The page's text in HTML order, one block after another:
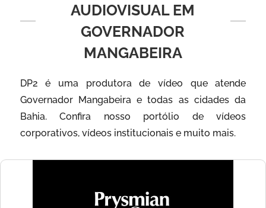
AUDIOVISUAL EM
GOVERNADOR
MANGABEIRA
DP2 é uma produtora de vídeo que atende
Governador Mangabeira e todas as cidades da
Bahia. Confira nosso portólio de vídeos
corporativos, vídeos institucionais e muito mais.